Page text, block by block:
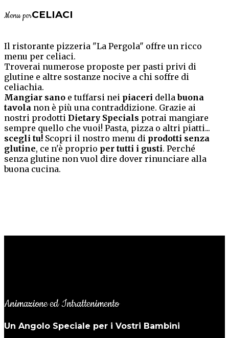
Menu perCELIACI
Il ristorante pizzeria "La Pergola" offre un ricco
menu per celiaci.
Troverai numerose proposte per pasti privi di
glutine e altre sostanze nocive a chi soffre di
celiachia.
Mangiar sano e tuffarsi nei piaceri della buona
tavola non è più una contraddizione. Grazie ai
nostri prodotti Dietary Specials potrai mangiare
sempre quello che vuoi! Pasta, pizza o altri piatti...
scegli tu! Scopri il nostro menu di prodotti senza
glutine, ce n'è proprio per tutti i gusti. Perché
senza glutine non vuol dire dover rinunciare alla
buona cucina.
Animazione ed Intrattenimento
Un Angolo Speciale per i Vostri Bambini